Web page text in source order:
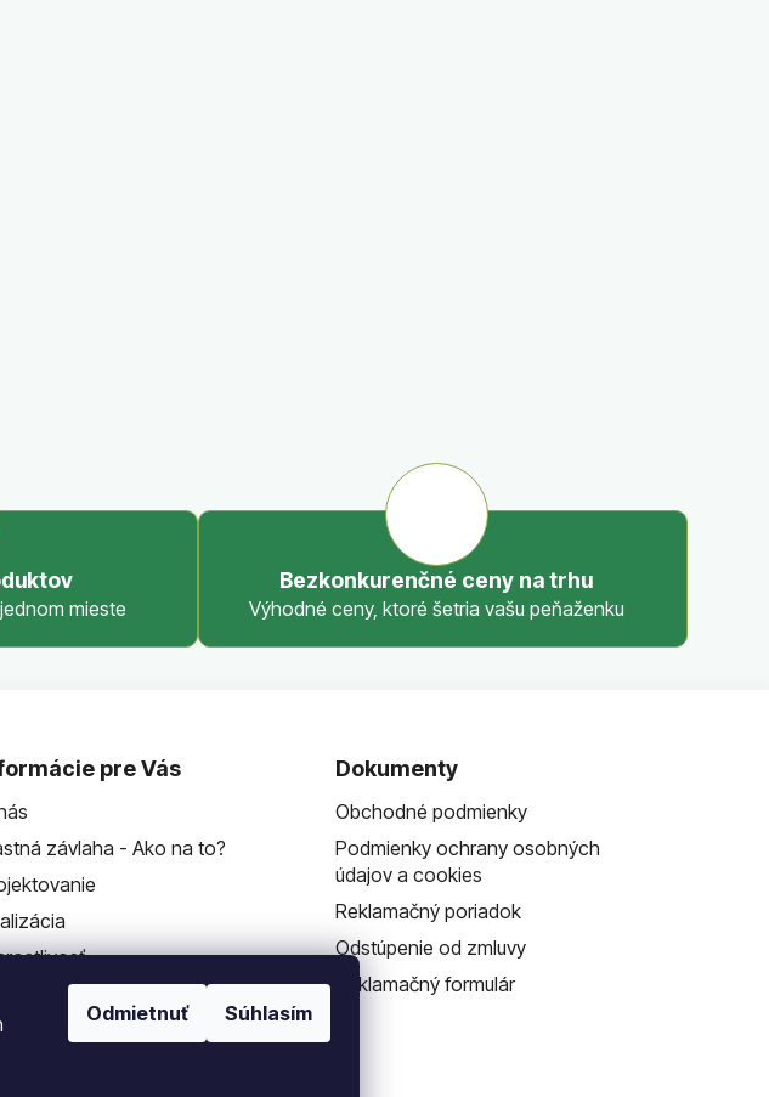
Odmietnuť Súhlasím
mieste
Bezkonkurenčné ceny na trhu
Výhodné ceny, ktoré šetria vašu peňaženku
pre Vás
závlaha - Ako na to?
Dokumenty
Obchodné podmienky
Podmienky ochrany osobných
údajov a cookies
Reklamačný poriadok
Odstúpenie od zmluvy
Reklamačný formulár